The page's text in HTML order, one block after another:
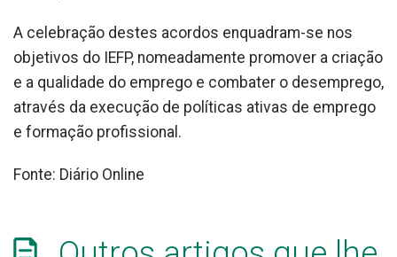
A celebração destes acordos enquadram-se nos
objetivos do IEFP, nomeadamente promover a criação
e a qualidade do emprego e combater o desemprego,
através da execução de políticas ativas de emprego
e formação profissional.
Fonte: Diário Online